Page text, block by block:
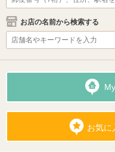
お店の名前から検索する
お気に